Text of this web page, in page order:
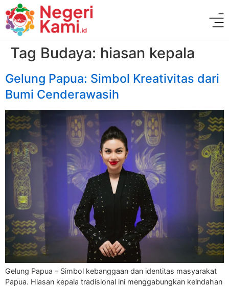
Tag Budaya: hiasan kepala
Gelung Papua: Simbol Kreativitas dari
Bumi Cenderawasih
Gelung Papua – Simbol kebanggaan dan identitas masyarakat
Papua. Hiasan kepala tradisional ini menggabungkan keindahan